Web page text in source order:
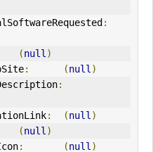
Requested :
(null )
: (null )
:
: (null )
(null )
: (null )